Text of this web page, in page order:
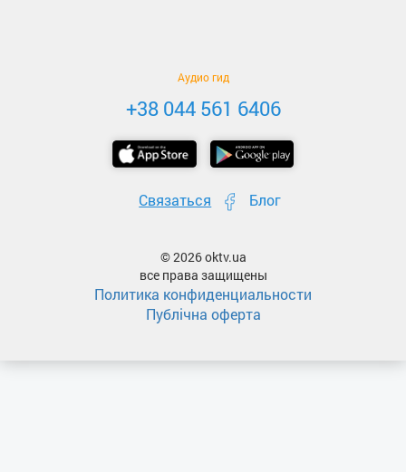
Аудио гид
+38 044 561 6406
Связаться Блог
© 2026 oktv.ua
все права защищены
Политика конфиденциальности
Публічна оферта